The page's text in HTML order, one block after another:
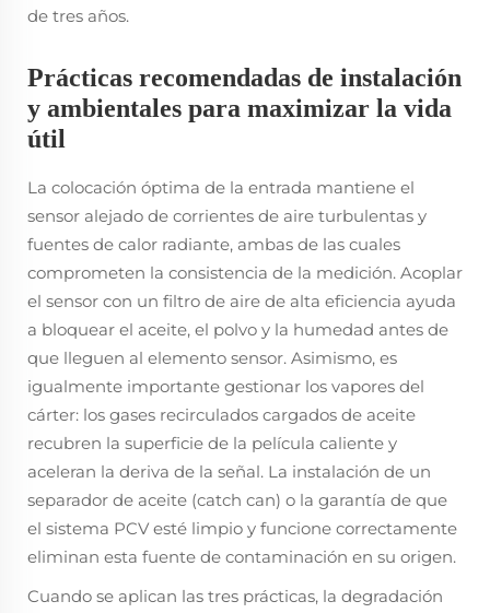
de tres años.
Prácticas recomendadas de instalación
y ambientales para maximizar la vida
útil
La colocación óptima de la entrada mantiene el
sensor alejado de corrientes de aire turbulentas y
fuentes de calor radiante, ambas de las cuales
comprometen la consistencia de la medición. Acoplar
el sensor con un filtro de aire de alta eficiencia ayuda
a bloquear el aceite, el polvo y la humedad antes de
que lleguen al elemento sensor. Asimismo, es
igualmente importante gestionar los vapores del
cárter: los gases recirculados cargados de aceite
recubren la superficie de la película caliente y
aceleran la deriva de la señal. La instalación de un
separador de aceite (catch can) o la garantía de que
el sistema PCV esté limpio y funcione correctamente
eliminan esta fuente de contaminación en su origen.
Cuando se aplican las tres prácticas, la degradación